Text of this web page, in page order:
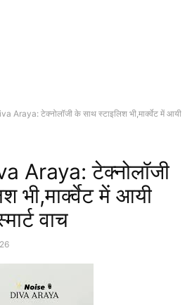
Araya: टेक्नोलॉजी के साथ स्टाइलिश भी,मार्क्वेट में आयी
Araya: टेक्नोलॉजी
भी,मार्क्वेट में आयी
वाच